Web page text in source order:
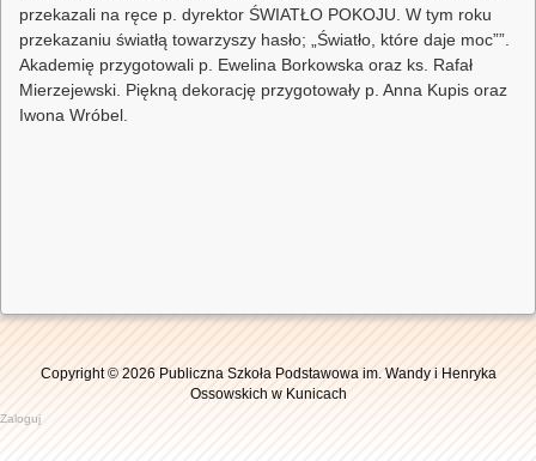
przekazali na ręce p. dyrektor ŚWIATŁO POKOJU. W tym roku
przekazaniu światłą towarzyszy hasło; „Światło, które daje moc””.
Akademię przygotowali p. Ewelina Borkowska oraz ks. Rafał
Mierzejewski. Piękną dekorację przygotowały p. Anna Kupis oraz
Iwona Wróbel.
Copyright © 2026 Publiczna Szkoła Podstawowa im. Wandy i Henryka
Ossowskich w Kunicach
Zaloguj